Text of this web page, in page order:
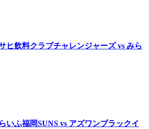
ヒ飲料クラブチャレンジャーズ vs みら
いふ福岡SUNS vs アズワンブラックイ